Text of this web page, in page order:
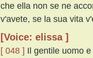
che ella non se ne
v'avete, se la sua vita
[Voice: elissa ]
[ 048 ] Il gentile uomo